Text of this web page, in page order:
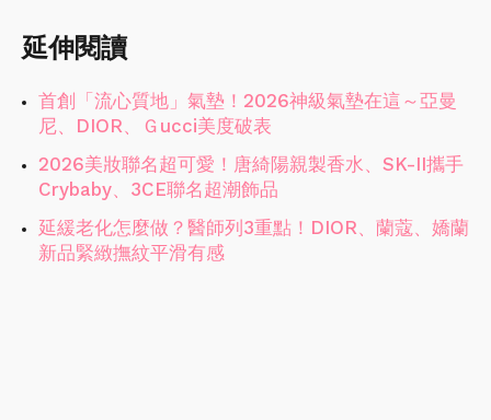
延伸閱讀
首創「流心質地」氣墊！2026神級氣墊在這～亞曼
尼、DIOR、Ｇucci美度破表
2026美妝聯名超可愛！唐綺陽親製香水、SK-II攜手
Crybaby、3CE聯名超潮飾品
延緩老化怎麼做？醫師列3重點！DIOR、蘭蔻、嬌蘭
新品緊緻撫紋平滑有感